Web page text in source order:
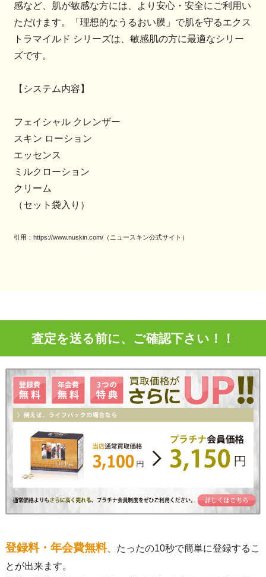
感など、肌が敏感な方には、より安心・安全にご利用い
ただけます。「理想的なうるおい膜」で肌を守るエクス
トラマイルド シリーズは、敏感肌の方に最適なシリー
ズです。
【システム内容】
フェイシャル クレンザー
スキン ローション
エッセンス
ミルクローション
クリーム
（セット袋入り）
引用：https://www.nuskin.com/（ニュースキン公式サイト）
査定を送る前に、ご確認下さい！！
登録料・年会費無料、たったの10秒で簡単に登録するこ
とが出来ます。